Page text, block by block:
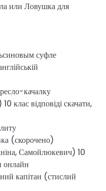
или Ловушка для
суфле
качалку
клас відповіді скачати,
(скорочено)
Самойлюкевич) 10
онлайн
капітан (стислий